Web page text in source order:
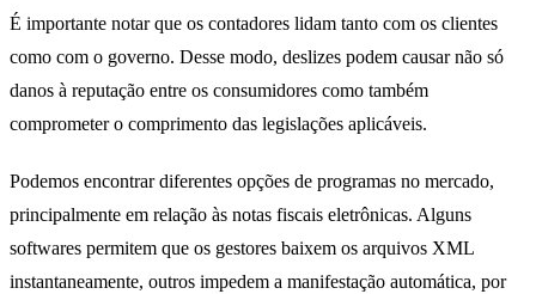
É importante notar que os contadores lidam tanto com os clientes
como com o governo. Desse modo, deslizes podem causar não só
danos à reputação entre os consumidores como também
comprometer o comprimento das legislações aplicáveis.
Podemos encontrar diferentes opções de programas no mercado,
principalmente em relação às notas fiscais eletrônicas. Alguns
softwares permitem que os gestores baixem os arquivos XML
instantaneamente, outros impedem a manifestação automática, por